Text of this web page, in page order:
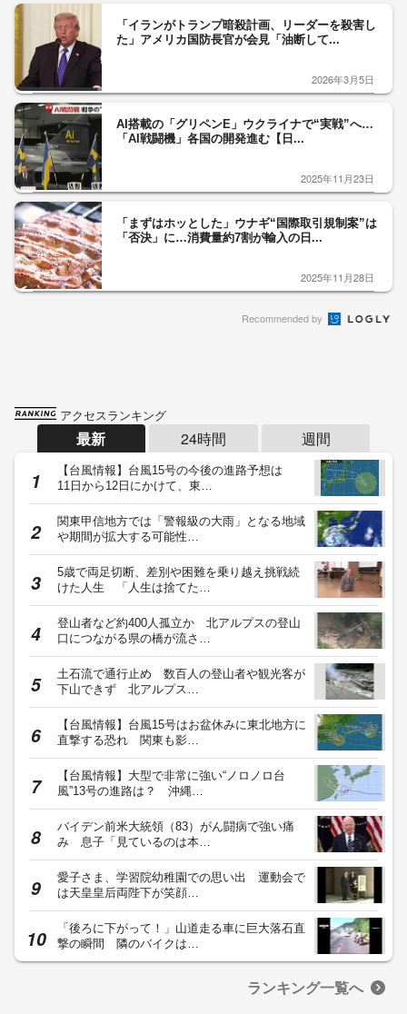
「イランがトランプ暗殺計画、リーダーを殺害し
た」アメリカ国防長官が会見「油断して...
2026年3月5日
AI搭載の「グリペンE」ウクライナで“実戦”へ…
「AI戦闘機」各国の開発進む【日...
2025年11月23日
「まずはホッとした」ウナギ“国際取引規制案”は
「否決」に…消費量約7割が輸入の日...
2025年11月28日
Recommended by
アクセスランキング
最新 24時間 週間
【台風情報】台風15号の今後の進路予想は
11日から12日にかけて、東…
関東甲信地方では「警報級の大雨」となる地域
や期間が拡大する可能性…
5歳で両足切断、差別や困難を乗り越え挑戦続
けた人生 「人生は捨てた…
登山者など約400人孤立か 北アルプスの登山
口につながる県の橋が流さ…
土石流で通行止め 数百人の登山者や観光客が
下山できず 北アルプス…
【台風情報】台風15号はお盆休みに東北地方に
直撃する恐れ 関東も影…
【台風情報】大型で非常に強い“ノロノロ台
風”13号の進路は？ 沖縄…
バイデン前米大統領（83）がん闘病で強い痛
み 息子「見ているのは本…
愛子さま、学習院幼稚園での思い出 運動会で
は天皇皇后両陛下が笑顔…
「後ろに下がって！」山道走る車に巨大落石直
撃の瞬間 隣のバイクは…
ランキング一覧へ